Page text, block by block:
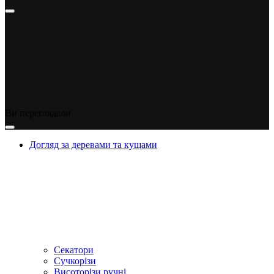
Догляд за деревами та кущами
Секатори
Сучкорізи
Висоторізи ручні